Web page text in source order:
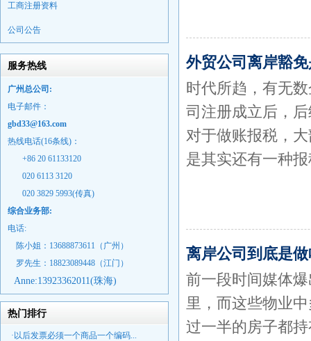
工商注册资料
公司公告
服务热线
广州总公司:
电子邮件：
gbd33@163.com
热线电话(16条线)：
+86 20 61133120
020 6113 3120
020 3829 5993(传真)
综合业务部:
电话:
陈小姐：13688873611（广州）
罗先生：18823089448 （江门）
Anne:13923362011(珠海)
热门排行
·以后发票必须一个商品一个编码...
外贸公司离岸豁
时代所趋，有无
司注册成立后，
对于做账报税，
是其实还有一种
离岸公司到底是
前一段时间媒体
里，而这些物业
过一半的房子都